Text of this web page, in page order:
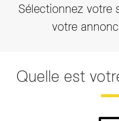
Sélectionnez votre
votre
Quelle est